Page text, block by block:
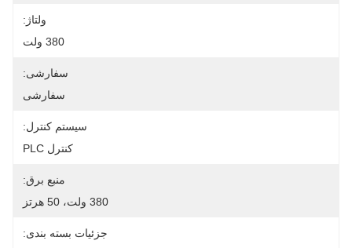
ولتاژ:
380 ولت
سفارشی:
سفارشی
سیستم کنترل:
کنترل PLC
منبع برق:
380 ولت، 50 هرتز
جزئیات بسته بندی: